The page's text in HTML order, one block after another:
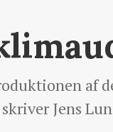
af
Jens